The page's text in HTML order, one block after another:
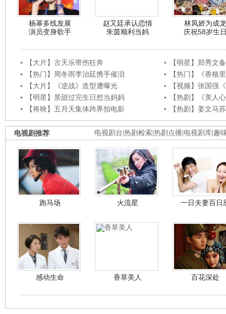
杨幂多线发展
演员变身歌手
赵又廷承认恋情
朱茵顺利当妈
林凤娇为成龙
庆祝58岁生
【大片】古天乐带伤狂奔
【明星】郑秀文
【热门】周冬雨李治廷携手催泪
【热门】《香格
【大片】《逆战》造型遭曝光
【视频】张国强
【明星】景甜过完生日想当妈妈
【热剧】《美人
【将映】五月天集体跨界拍电影
【热剧】姜文马
电视剧台 热剧检索 热剧点播 电视剧库 趣
电视剧推荐
跑马场 火流星 一日夫妻百日
感动生命 香草美人 百花深处